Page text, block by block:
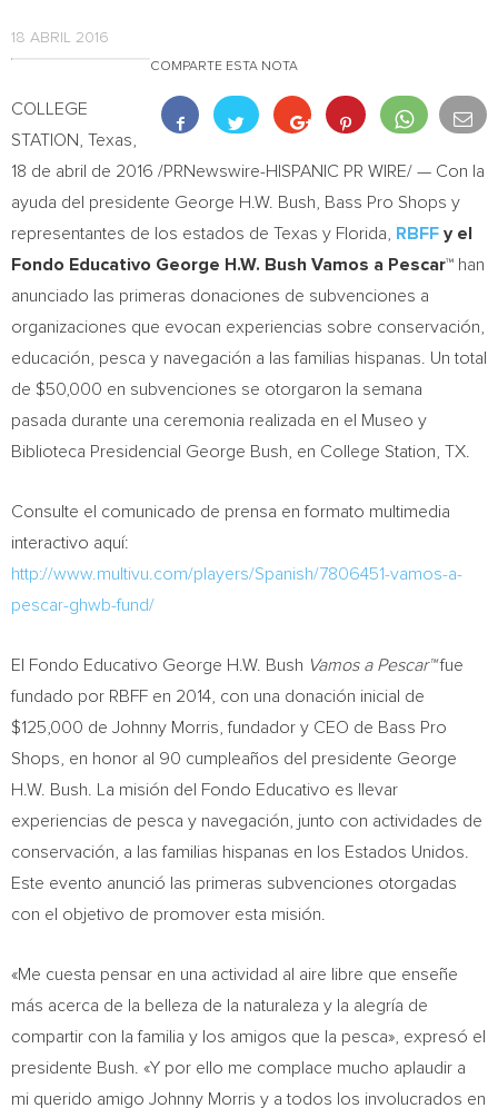
18 ABRIL 2016
COMPARTE ESTA NOTA
COLLEGE
STATION, Texas
18 de abril de 2016 /PRNewswire-HISPANIC PR WIRE/ — Con la
ayuda del presidente George H.W. Bush , Bass Pro Shops y
representantes de los estados de Texas y Florida, RBFF y el
Fondo Educativo George H.W. Bush Vamos a Pescar™ han
anunciado las primeras donaciones de subvenciones a
organizaciones que evocan experiencias sobre conservación,
educación, pesca y navegación a las familias hispanas. Un total
de $50,000 en subvenciones se otorgaron la semana
pasada durante una ceremonia realizada en el Museo y
Biblioteca Presidencial George Bush, en College Station, TX.
Consulte el comunicado de prensa en formato multimedia
interactivo aquí:
http://www.multivu.com/players/Spanish/7806451-vamos-a-
pescar-ghwb-fund/
El Fondo Educativo George H.W. Bush Vamos a Pescar™fue
fundado por RBFF en 2014, con una donación inicial de
$125,000 de Johnny Morris , fundador y CEO de Bass Pro
Shops, en honor al 90 cumpleaños del presidente George
H.W. Bush . La misión del Fondo Educativo es llevar
experiencias de pesca y navegación, junto con actividades de
conservación, a las familias hispanas en los Estados Unidos.
Este evento anunció las primeras subvenciones otorgadas
con el objetivo de promover esta misión.
«Me cuesta pensar en una actividad al aire libre que enseñe
más acerca de la belleza de la naturaleza y la alegría de
compartir con la familia y los amigos que la pesca», expresó el
presidente Bush. «Y por ello me complace mucho aplaudir a
mi querido amigo Johnny Morris y a todos los involucrados en